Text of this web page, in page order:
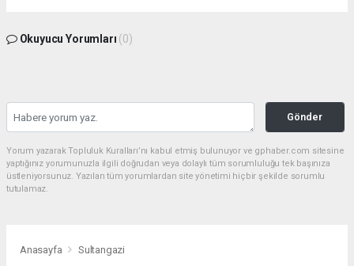
Okuyucu Yorumları (0)
Gönder
Yorum yazarak Topluluk Kuralları’nı kabul etmiş bulunuyor ve gphaber.com sitesine
yaptığınız yorumunuzla ilgili doğrudan veya dolaylı tüm sorumluluğu tek başınıza
üstleniyorsunuz. Yazılan tüm yorumlardan site yönetimi hiçbir şekilde sorumlu
tutulamaz.
Anasayfa Sultangazi